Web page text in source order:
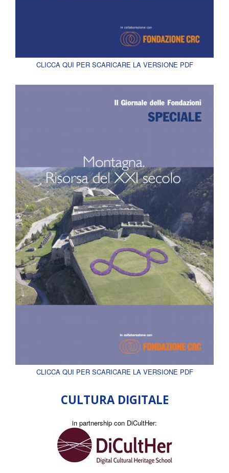
CLICCA QUI PER SCARICARE LA VERSIONE PDF
CLICCA QUI PER SCARICARE LA VERSIONE PDF
CULTURA DIGITALE
in partnership con DiCultHer: